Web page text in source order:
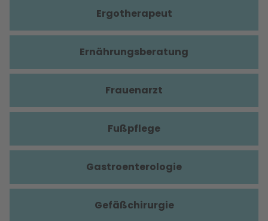
Ergotherapeut
Ernährungsberatung
Frauenarzt
Fußpflege
Gastroenterologie
Gefäßchirurgie